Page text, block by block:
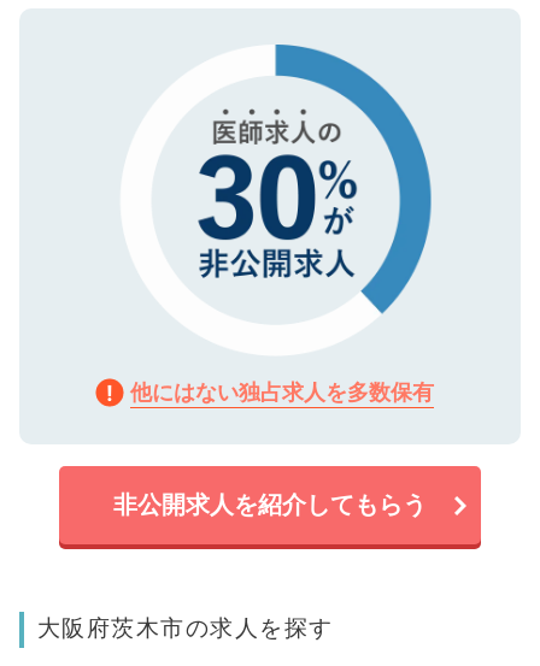
で、機密保持に関してもご安心ください。
ので、まずはご登録ください。
他にはない独占求人を多数保有
非公開求人を紹介してもらう
大阪府茨木市の求人を探す